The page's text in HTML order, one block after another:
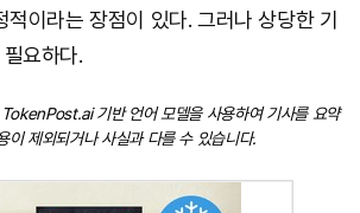
이라는 장점이 있다. 그러나 상당한 기
요하다.
기반 언어 모델을 사용하여 기사를 요약
이 제외되거나 사실과 다를 수 있습니다.